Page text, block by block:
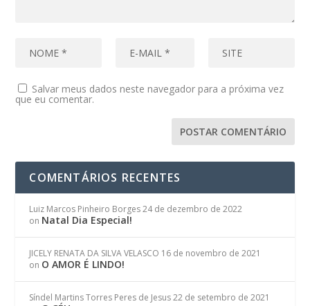
Salvar meus dados neste navegador para a próxima vez
que eu comentar.
COMENTÁRIOS RECENTES
Luiz Marcos Pinheiro Borges 24 de dezembro de 2022
on Natal Dia Especial!
JICELY RENATA DA SILVA VELASCO 16 de novembro de 2021
on O AMOR É LINDO!
Síndel Martins Torres Peres de Jesus 22 de setembro de 2021